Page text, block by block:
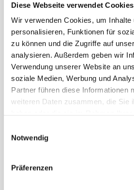
Diese Webseite verwendet Cookies
Wir verwenden Cookies, um Inhalte
personalisieren, Funktionen für
zu können und die Zugriffe auf
analysieren. Außerdem geben wir
Verwendung unserer Website an
soziale Medien, Werbung und
Partner führen diese Informationen
weiteren Daten zusammen, die Sie
Notwendig
Präferenzen